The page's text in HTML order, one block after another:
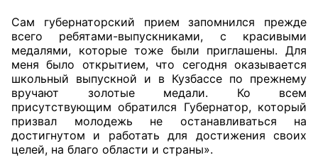
Соглашения
Рекомендации
Порядок работы ЦОН
Аппарат ОП КО
Сам губернаторский прием запомнился прежде
всего ребятами-выпускниками, с красивыми
медалями, которые тоже были приглашены. Для
меня было открытием, что сегодня оказывается
школьный выпускной и в Кузбассе по прежнему
вручают золотые медали. Ко всем
присутствующим обратился Губернатор, который
призвал молодежь не останавливаться на
достигнутом и работать для достижения своих
целей, на благо области и страны».